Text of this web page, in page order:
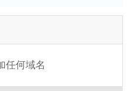
任何域名